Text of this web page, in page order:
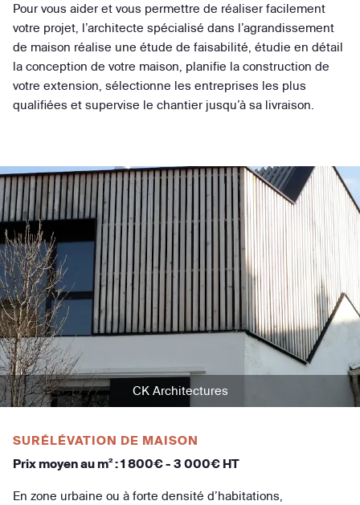
Pour vous aider et vous permettre de réaliser facilement
votre projet, l’architecte spécialisé dans l’agrandissement
de maison réalise une étude de faisabilité, étudie en détail
la conception de votre maison, planifie la construction de
votre extension, sélectionne les entreprises les plus
qualifiées et supervise le chantier jusqu’à sa livraison.
SURÉLÉVATION DE MAISON
Prix moyen au m² : 1 800€ - 3 000€ HT
En zone urbaine ou à forte densité d’habitations,
CK Architectures